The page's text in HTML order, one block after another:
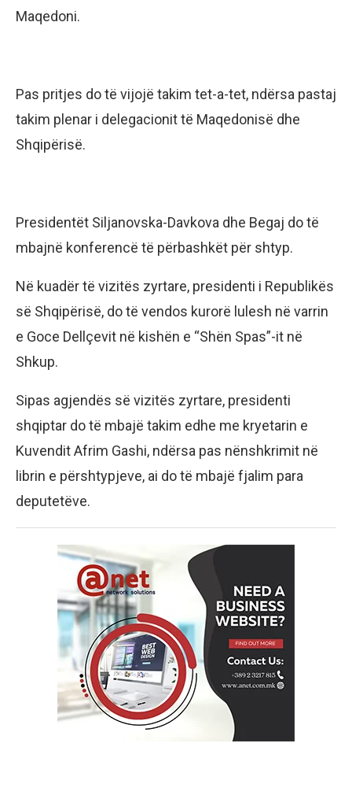
Maqedoni.
Pas pritjes do të vijojë takim tet-a-tet, ndërsa pastaj
takim plenar i delegacionit të Maqedonisë dhe
Shqipërisë.
Presidentët Siljanovska-Davkova dhe Begaj do të
mbajnë konferencë të përbashkët për shtyp.
Në kuadër të vizitës zyrtare, presidenti i Republikës
së Shqipërisë, do të vendos kurorë lulesh në varrin
e Goce Dellçevit në kishën e “Shën Spas”-it në
Shkup.
Sipas agjendës së vizitës zyrtare, presidenti
shqiptar do të mbajë takim edhe me kryetarin e
Kuvendit Afrim Gashi, ndërsa pas nënshkrimit në
librin e përshtypjeve, ai do të mbajë fjalim para
deputetëve.